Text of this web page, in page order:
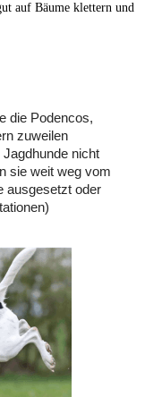
auf Bäume klettern und
die Podencos,
zuweilen
Jagdhunde nicht
sie weit weg vom
ausgesetzt oder